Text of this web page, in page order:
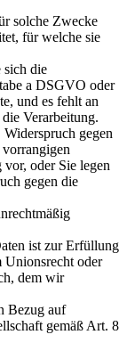
solche Zwecke
für welche sie
die
a DSGVO oder
und es fehlt an
Verarbeitung.
gegen
oder Sie legen
gegen die
ist zur Erfüllung
Unionsrecht oder
dem wir
Bezug auf
gemäß Art. 8